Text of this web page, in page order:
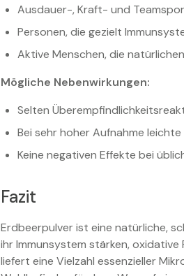
Ausdauer-, Kraft- und
Personen, die gezielt
Aktive Menschen, die
Mögliche Nebenwirkungen:
Selten
Bei sehr hoher Aufnahme
Keine negativen Effekte bei
Fazit
Erdbeerpulver ist eine natürliche,
ihr Immunsystem stärken,
liefert eine Vielzahl essenzieller